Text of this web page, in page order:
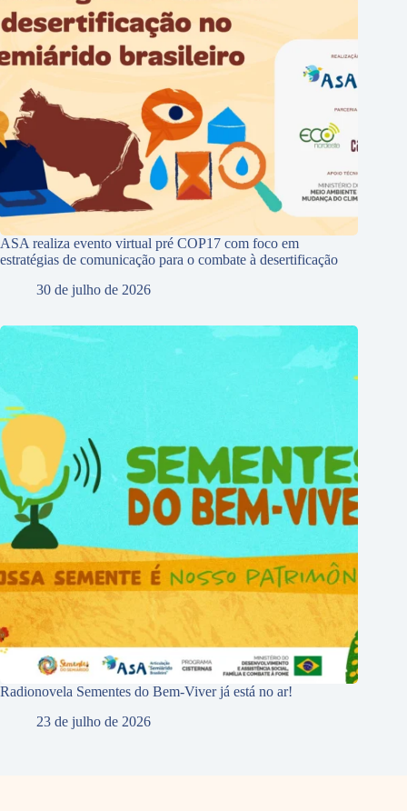
ASA realiza evento virtual pré COP17 com foco em
estratégias de comunicação para o combate à desertificação
30 de julho de 2026
Radionovela Sementes do Bem-Viver já está no ar!
23 de julho de 2026